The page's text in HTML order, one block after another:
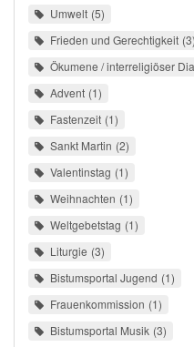
Umwelt 5
Frieden und Gerechtigkeit 3
Ökumene / interreligiöser
Advent 1
Fastenzeit 1
Sankt Martin 2
Valentinstag 1
Weihnachten 1
Weltgebetstag 1
Liturgie 3
Bistumsportal Jugend 1
Frauenkommission 1
Bistumsportal Musik 3